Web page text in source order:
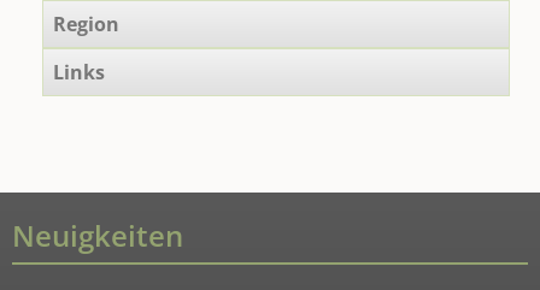
Region
Links
Neuigkeiten